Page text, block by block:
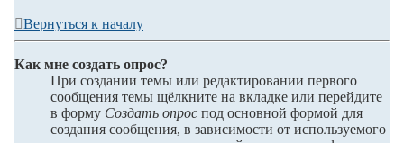
Вернуться к началу
Как мне создать опрос?
При создании темы или редактировании первого
сообщения темы щёлкните на вкладке или перейдите
в форму Создать опрос под основной формой для
создания сообщения, в зависимости от используемого